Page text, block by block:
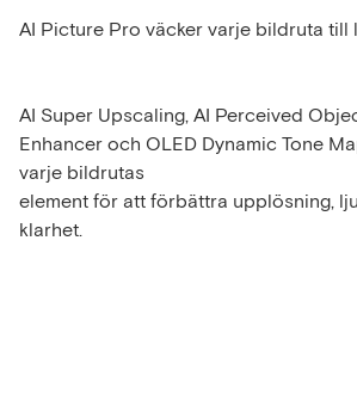
AI Picture Pro väcker varje bildruta till
AI Super Upscaling, AI Perceived
Enhancer och OLED Dynamic Tone
varje bildrutas
element för att förbättra upplösning,
klarhet.